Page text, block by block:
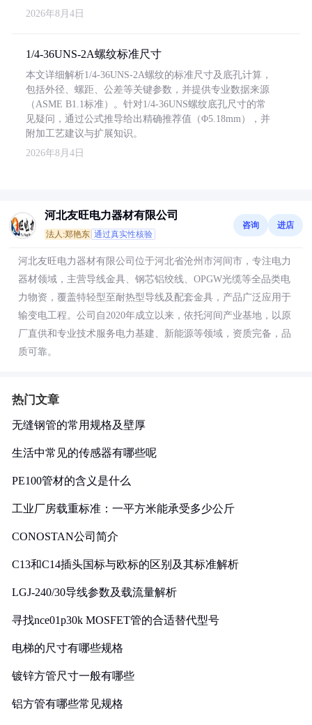
2026年8月4日
1/4-36UNS-2A螺纹标准尺寸
本文详细解析1/4-36UNS-2A螺纹的标准尺寸及底孔计算，
包括外径、螺距、公差等关键参数，并提供专业数据来源
（ASME B1.1标准）。针对1/4-36UNS螺纹底孔尺寸的常
见疑问，通过公式推导给出精确推荐值（Φ5.18mm），并
附加工艺建议与扩展知识。
2026年8月4日
河北友旺电力器材有限公司
法人:郑艳东 通过真实性核验
咨询 进店
河北友旺电力器材有限公司位于河北省沧州市河间市，专注电力
器材领域，主营导线金具、钢芯铝绞线、OPGW光缆等全品类电
力物资，覆盖特轻型至耐热型导线及配套金具，产品广泛应用于
输变电工程。公司自2020年成立以来，依托河间产业基地，以原
厂直供和专业技术服务电力基建、新能源等领域，资质完备，品
质可靠。
热门文章
无缝钢管的常用规格及壁厚
生活中常见的传感器有哪些呢
PE100管材的含义是什么
工业厂房载重标准：一平方米能承受多少公斤
CONOSTAN公司简介
C13和C14插头国标与欧标的区别及其标准解析
LGJ-240/30导线参数及载流量解析
寻找nce01p30k MOSFET管的合适替代型号
电梯的尺寸有哪些规格
镀锌方管尺寸一般有哪些
铝方管有哪些常见规格